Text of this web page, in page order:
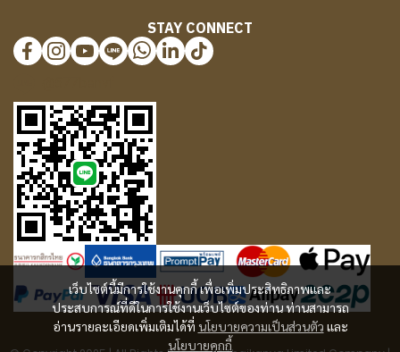
เว็บไซต์นี้มีการใช้งานคุกกี้ เพื่อเพิ่มประสิทธิภาพและ
ประสบการณ์ที่ดีในการใช้งานเว็บไซต์ของท่าน ท่านสามารถ
อ่านรายละเอียดเพิ่มเติมได้ที่ นโยบายความเป็นส่วนตัว และ
นโยบายคุกกี้
STAY CONNECT